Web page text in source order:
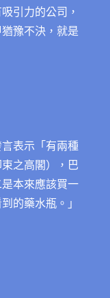
引力的公司，
豫不決，就是
表示「有兩種
之高閣），巴
本來應該買一
的藥水瓶。」